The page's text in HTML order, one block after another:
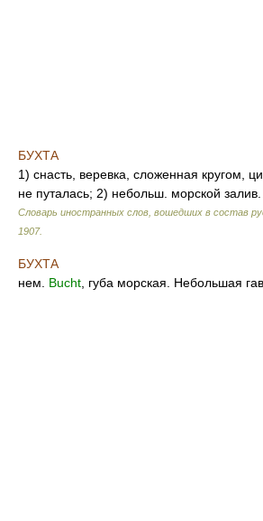
БУХТА
1) снасть, веревка, сложенная кругом,
не путалась; 2) небольш. морской залив.
Словарь иностранных слов, вошедших в состав
1907.
БУХТА
нем. Bucht , губа морская. Небольшая